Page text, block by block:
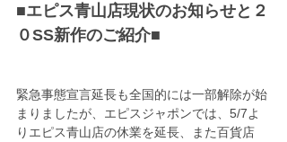
■エピス青山店現状のお知らせと２
０SS新作のご紹介■
緊急事態宣言延長も全国的には一部解除が始
まりましたが、エピスジャポンでは、5/7よ
りエピス青山店の休業を延長、また百貨店